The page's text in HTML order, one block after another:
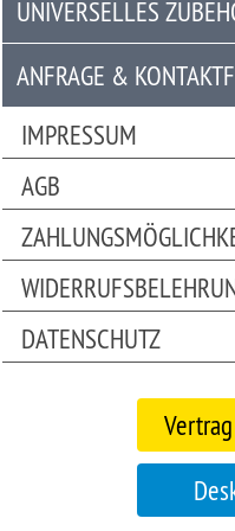
Universelles
Zubehör
Anfrage
&
Kontaktformular
Garage
|
Carport
UNIVERSELLES
ANFRAGE &
IMPRESSUM
AGB
DATENSCHUTZ